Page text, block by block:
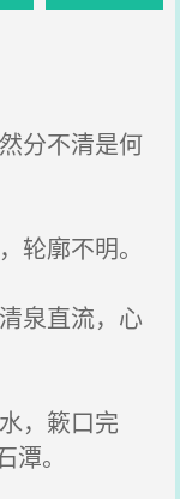
分不清是何
廓不明。
泉直流，心
，簌口完
。